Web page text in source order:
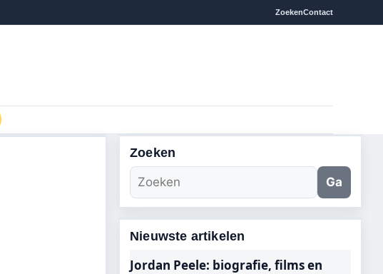
ZoekenContact
Zoeken
Ga
Nieuwste artikelen
Jordan Peele: biografie, films en